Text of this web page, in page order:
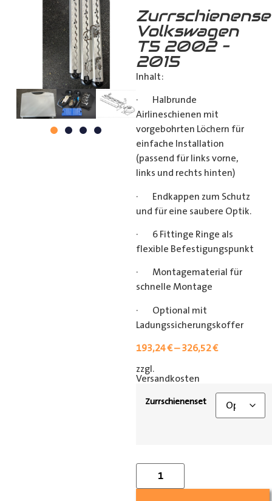
Volkswagen
T5 2002 –
2015
Inhalt:
· Halbrunde
Airlineschienen mit
vorgebohrten Löchern für
einfache Installation
(passend für links vorne,
links und rechts hinten)
· Endkappen zum Schutz
und für eine saubere Optik.
· 6 Fittinge Ringe als
flexible Befestigungspunkt
· Montagematerial für
schnelle Montage
· Optional mit
Ladungssicherungskoffer
193,24€–326,52€
zzgl.
Versandkosten
Zurrschienenset